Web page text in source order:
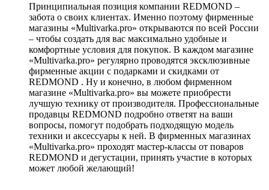
Принципиальная позиция компании REDMOND –
забота о своих клиентах. Именно поэтому фирменные
магазины «Multivarka.pro» открываются по всей России
– чтобы создать для вас максимально удобные и
комфортные условия для покупок. В каждом магазине
«Multivarka.pro» регулярно проводятся эксклюзивные
фирменные акции с подарками и скидками от
REDMOND . Ну и конечно, в любом фирменном
магазине «Multivarka.pro» вы можете приобрести
лучшую технику от производителя. Профессиональные
продавцы REDMOND подробно ответят на ваши
вопросы, помогут подобрать подходящую модель
техники и аксессуары к ней. В фирменных магазинах
«Multivarka.pro» проходят мастер-классы от поваров
REDMOND и дегустации, принять участие в которых
может любой желающий!